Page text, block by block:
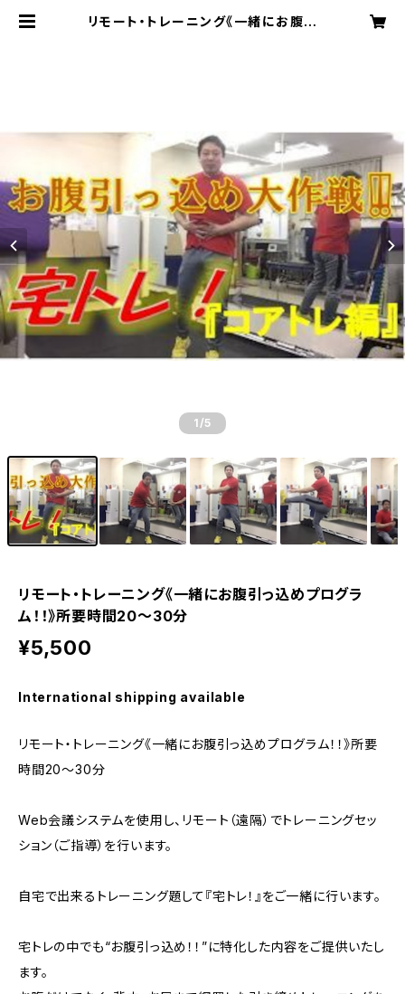
リモート・トレーニング《一緒にお腹引
1 /5
リモート・トレーニング《一緒にお腹引っ込めプログラ
ム！！》所要時間20～30分
¥5,500
International shipping available
リモート・トレーニング《一緒にお腹引っ込めプログラム！！》所要
時間20～30分
Web会議システムを使用し、リモート（遠隔）でトレーニングセッ
ション（ご指導）を行います。
自宅で出来るトレーニング題して『宅トレ！』をご一緒に行います。
宅トレの中でも“お腹引っ込め！！”に特化した内容をご提供いたし
ます。